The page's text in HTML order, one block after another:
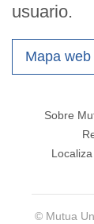
usuario.
Mapa web
Sobre
© Mutua